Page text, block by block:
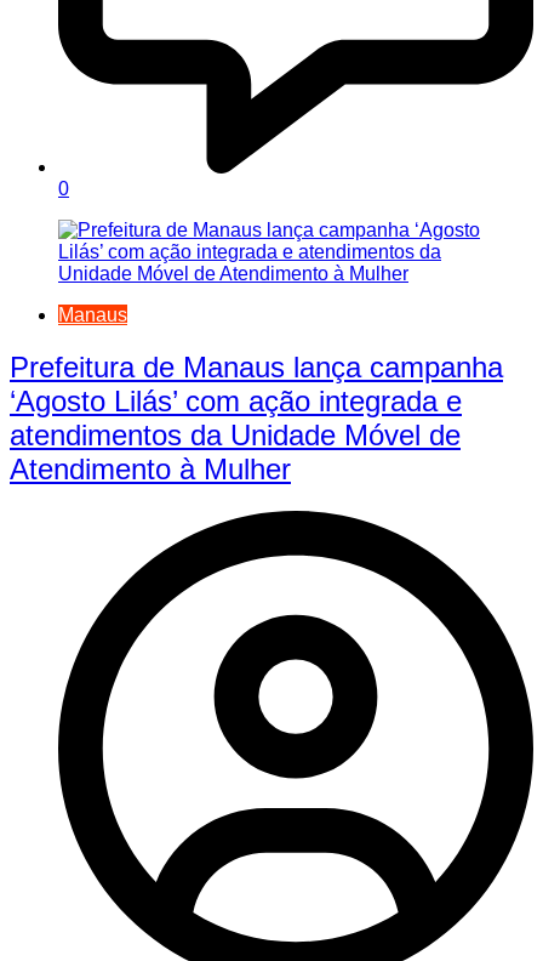
0
Manaus
Prefeitura de Manaus lança campanha
‘Agosto Lilás’ com ação integrada e
atendimentos da Unidade Móvel de
Atendimento à Mulher